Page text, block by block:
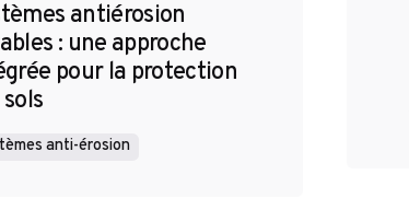
antiérosion
: une approche
pour la protection
anti-érosion